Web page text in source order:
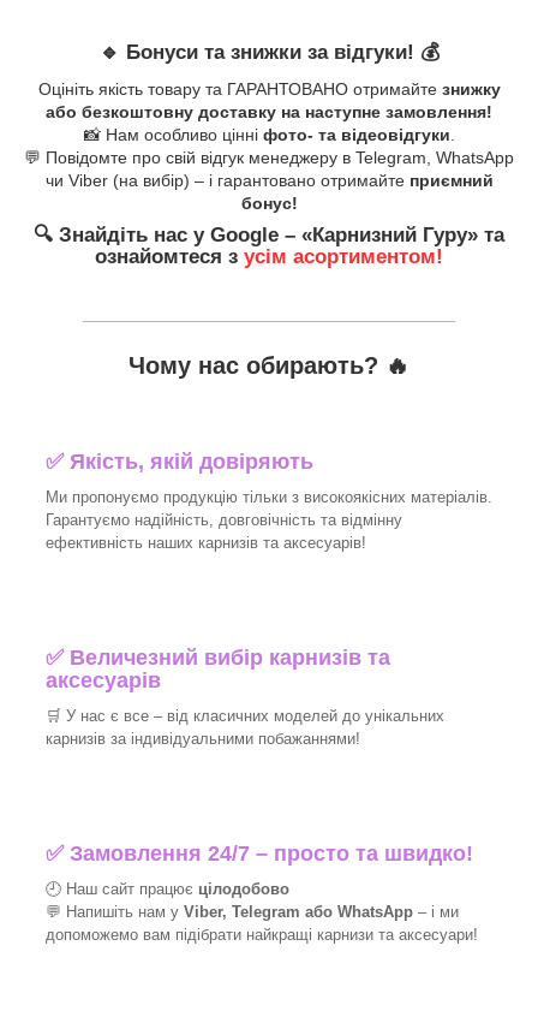
🔹 Бонуси та знижки за відгуки! 💰
Оцініть якість товару та ГАРАНТОВАНО отримайте знижку
або безкоштовну доставку на наступне замовлення!
📸 Нам особливо цінні фото- та відеовідгуки.
💬 Повідомте про свій відгук менеджеру в Telegram, WhatsApp
чи Viber (на вибір) – і гарантовано отримайте приємний
бонус!
🔍 Знайдіть нас у Google – «Карнизний Гуру» та
ознайомтеся з усім асортиментом!
Чому нас обирають? 🔥
✅Якість, якій довіряють
Ми пропонуємо продукцію тільки з високоякісних матеріалів.
Гарантуємо надійність, довговічність та відмінну
ефективність наших карнизів та аксесуарів!​
✅ Величезний вибір карнизів та
аксесуарів
🛒 У нас є все – від класичних моделей до унікальних
карнизів за індивідуальними побажаннями!​
✅Замовлення 24/7 – просто та швидко!
🕘 Наш сайт працює цілодобово
💬 Напишіть нам у Viber, Telegram або WhatsApp – і ми
допоможемо вам підібрати найкращі карнизи та аксесуари!